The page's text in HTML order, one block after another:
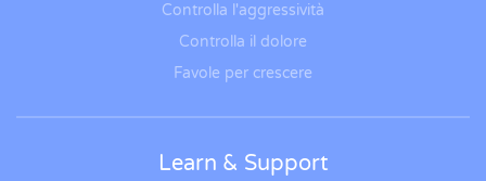
Controlla l'aggressività
Controlla il dolore
Favole per crescere
Learn & Support